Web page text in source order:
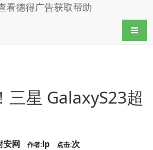
看德得广告获取帮助
导航
三星 GalaxyS23超
安网 作者:lp 点击:次